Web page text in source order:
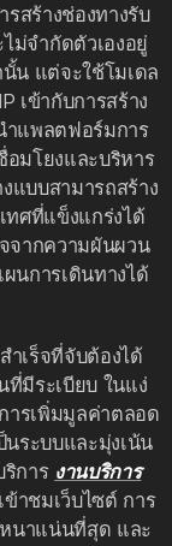
สร้างช่องทางรับ
ม่จำกัดตัวเองอยู่
น แต่จะใช้โมเดล
เข้ากับการสร้าง
ำแพลตฟอร์มการ
อมโยงและบริหาร
แบบสามารถสร้าง
ทศที่แข็งแกร่งได้
จากความผันผวน
นการเดินทางได้
ำเร็จที่จับต้องได้
มีระเบียบ ในแง่
รเพิ่มมูลค่าตลอด
ระบบและมุ่งเน้น
การ งานบริการ
าชมเว็บไซต์ การ
หนาแน่นที่สุด และ